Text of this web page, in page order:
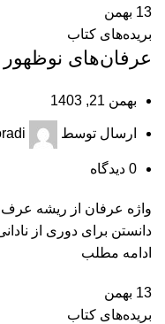
13 بهمن
بریده‌های کتاب
عرفان‌های نوظهور
بهمن 21, 1403
ارسال توسط
0 دیدگاه
واژه عرفان از ریشه عرف
دانستن برای دوری از
ادامه مطلب
13 بهمن
بریده‌های کتاب